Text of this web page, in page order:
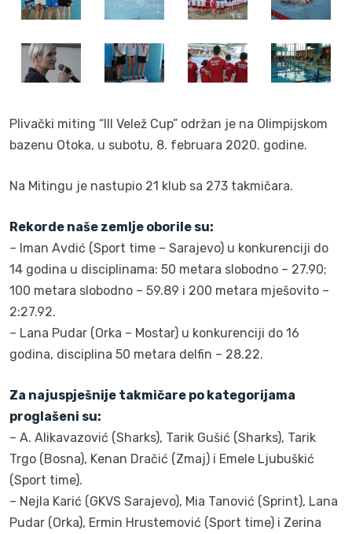
Plivački miting “III Velež Cup” održan je na Olimpijskom
bazenu Otoka, u subotu, 8. februara 2020. godine.
Na Mitingu je nastupio 21 klub sa 273 takmičara.
Rekorde naše zemlje oborile su:
– Iman Avdić (Sport time – Sarajevo) u konkurenciji do
14 godina u disciplinama: 50 metara slobodno – 27.90;
100 metara slobodno – 59.89 i 200 metara mješovito –
2:27.92.
– Lana Pudar (Orka – Mostar) u konkurenciji do 16
godina, disciplina 50 metara delfin – 28.22.
Za najuspješnije takmičare po kategorijama
proglašeni su:
– A. Alikavazović (Sharks), Tarik Gušić (Sharks), Tarik
Trgo (Bosna), Kenan Dračić (Zmaj) i Emele Ljubuškić
(Sport time).
– Nejla Karić (GKVS Sarajevo), Mia Tanović (Sprint), Lana
Pudar (Orka), Ermin Hrustemović (Sport time) i Zerina